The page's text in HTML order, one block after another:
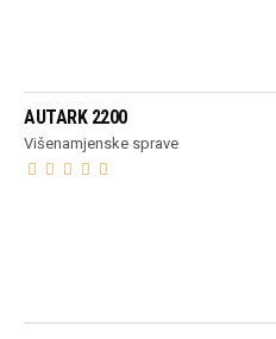
AUTARK 2200
Višenamjenske sprave